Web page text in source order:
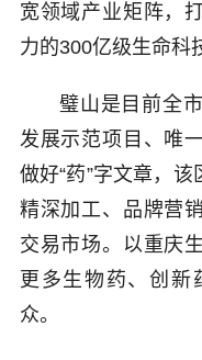
宽领域产业矩阵，
力的300亿级生命科
璧山是目前全
发展示范项目、唯
做好“药”字文章，该
精深加工、品牌营
交易市场。以重庆
更多生物药、创新
众。